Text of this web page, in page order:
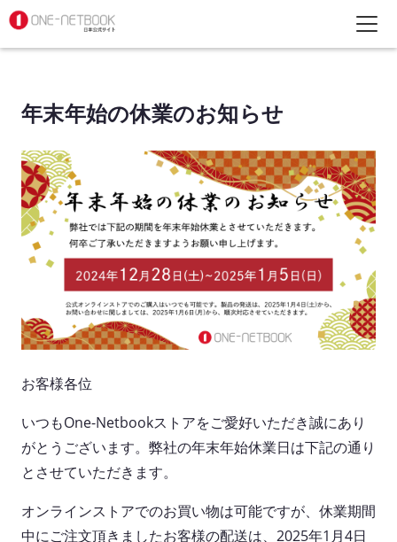
年末年始の休業のお知らせ
お客様各位
いつもOne-Netbookストアをご愛好いただき誠にあり
がとうございます。弊社の年末年始休業日は下記の通り
とさせていただきます。
オンラインストアでのお買い物は可能ですが、休業期間
中にご注文頂きましたお客様の配送は、2025年1月4日